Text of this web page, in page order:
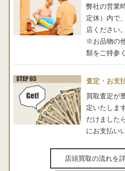
弊社の営業
定休）内で
店ください。
※お品物の
類をご持参
査定・お支
買取査定が
定いたしま
だけました
にお支払い
店頭買取の流れを